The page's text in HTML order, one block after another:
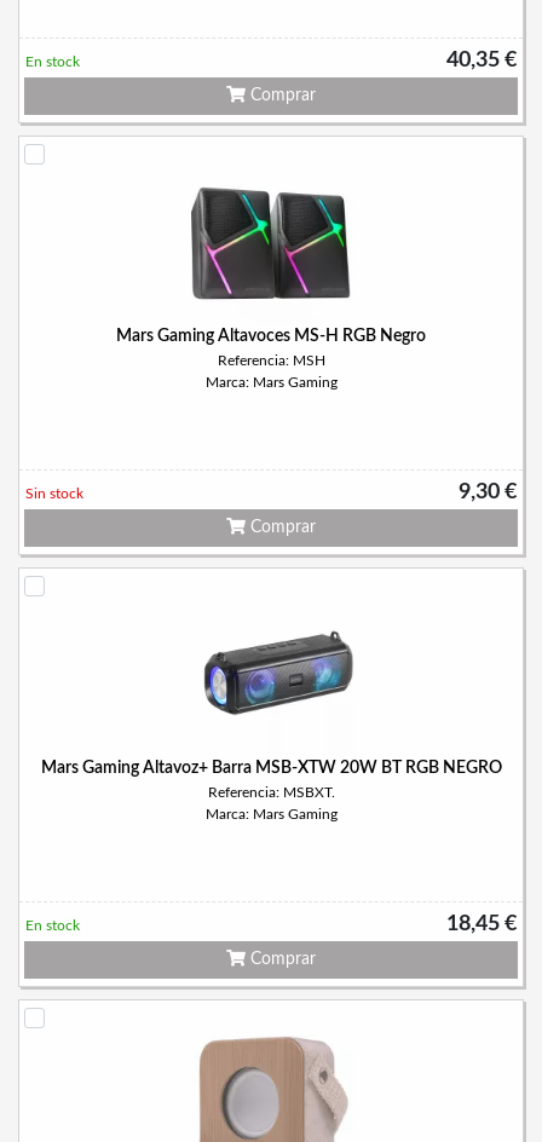
40,35 €
En stock
Comprar
Mars Gaming Altavoces MS-H RGB Negro
Referencia: MSH
Marca: Mars Gaming
9,30 €
Sin stock
Comprar
Mars Gaming Altavoz+ Barra MSB-XTW 20W BT RGB NEGRO
Referencia: MSBXT.
Marca: Mars Gaming
18,45 €
En stock
Comprar